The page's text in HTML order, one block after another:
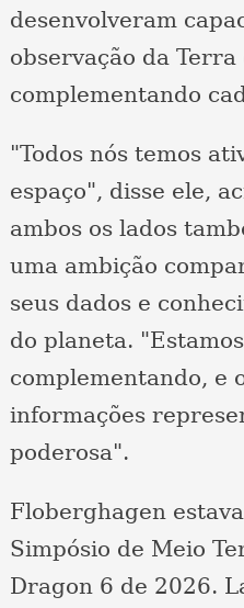
desenvolveram
observação da Terra
complementando
"Todos nós temos
espaço", disse ele,
ambos os lados
uma ambição
seus dados e
do planeta.
complementando, e
informações
poderosa".
Floberghagen
Simpósio de Meio
Dragon 6 de 2026.